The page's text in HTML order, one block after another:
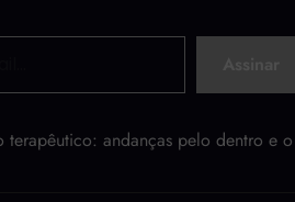
terapêutico: andanças pelo dentro e o